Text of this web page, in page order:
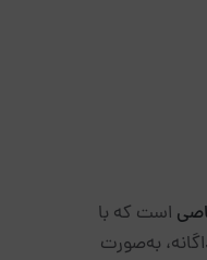
است که با
به‌صورت